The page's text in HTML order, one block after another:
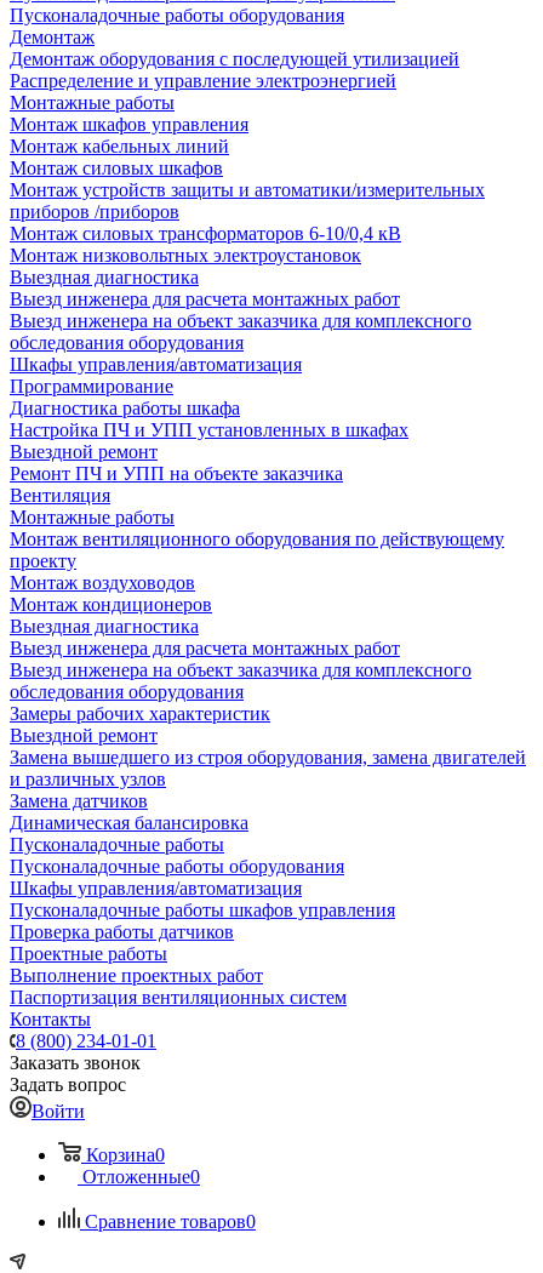
Пусконаладочные работы оборудования
Демонтаж
Демонтаж оборудования с последующей утилизацией
Распределение и управление электроэнергией
Монтажные работы
Монтаж шкафов управления
Монтаж кабельных линий
Монтаж силовых шкафов
Монтаж устройств защиты и автоматики/измерительных
приборов /приборов
Монтаж силовых трансформаторов 6-10/0,4 кВ
Монтаж низковольтных электроустановок
Выездная диагностика
Выезд инженера для расчета монтажных работ
Выезд инженера на объект заказчика для комплексного
обследования оборудования
Шкафы управления/автоматизация
Программирование
Диагностика работы шкафа
Настройка ПЧ и УПП установленных в шкафах
Выездной ремонт
Ремонт ПЧ и УПП на объекте заказчика
Вентиляция
Монтажные работы
Монтаж вентиляционного оборудования по действующему
проекту
Монтаж воздуховодов
Монтаж кондиционеров
Выездная диагностика
Выезд инженера для расчета монтажных работ
Выезд инженера на объект заказчика для комплексного
обследования оборудования
Замеры рабочих характеристик
Выездной ремонт
Замена вышедшего из строя оборудования, замена двигателей
и различных узлов
Замена датчиков
Динамическая балансировка
Пусконаладочные работы
Пусконаладочные работы оборудования
Шкафы управления/автоматизация
Пусконаладочные работы шкафов управления
Проверка работы датчиков
Проектные работы
Выполнение проектных работ
Паспортизация вентиляционных систем
Контакты
8 (800) 234-01-01
Заказать звонок
Задать вопрос
Войти
Корзина0
Отложенные0
Сравнение товаров0